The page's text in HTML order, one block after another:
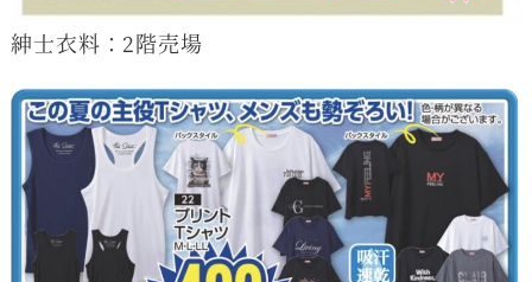
紳士衣料：2階売場